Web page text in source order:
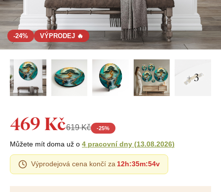
-24% VÝPRODEJ 🔥
+ 3
469 Kč619 Kč -25%
Můžete mít doma už o 4 pracovní dny (13.08.2026)
Výprodejová cena končí za 12h:35m:53v